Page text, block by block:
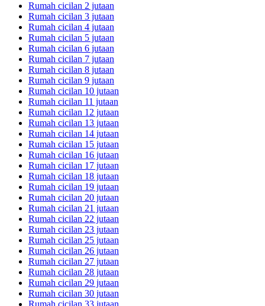
Rumah cicilan 2 jutaan
Rumah cicilan 3 jutaan
Rumah cicilan 4 jutaan
Rumah cicilan 5 jutaan
Rumah cicilan 6 jutaan
Rumah cicilan 7 jutaan
Rumah cicilan 8 jutaan
Rumah cicilan 9 jutaan
Rumah cicilan 10 jutaan
Rumah cicilan 11 jutaan
Rumah cicilan 12 jutaan
Rumah cicilan 13 jutaan
Rumah cicilan 14 jutaan
Rumah cicilan 15 jutaan
Rumah cicilan 16 jutaan
Rumah cicilan 17 jutaan
Rumah cicilan 18 jutaan
Rumah cicilan 19 jutaan
Rumah cicilan 20 jutaan
Rumah cicilan 21 jutaan
Rumah cicilan 22 jutaan
Rumah cicilan 23 jutaan
Rumah cicilan 25 jutaan
Rumah cicilan 26 jutaan
Rumah cicilan 27 jutaan
Rumah cicilan 28 jutaan
Rumah cicilan 29 jutaan
Rumah cicilan 30 jutaan